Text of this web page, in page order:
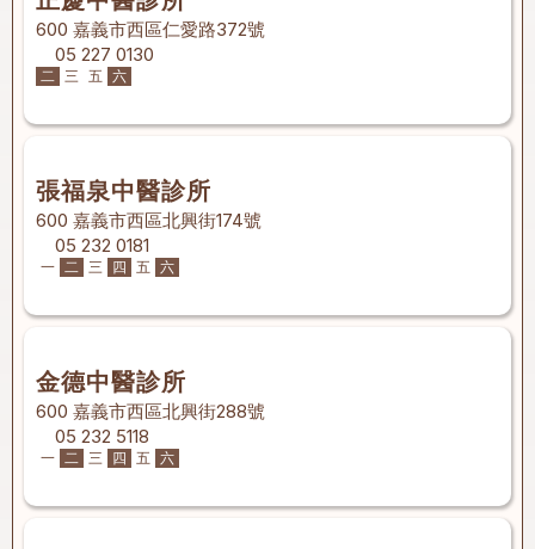
600 嘉義市西區仁愛路372號
05 227 0130
二 三 五 六
張福泉中醫診所
600 嘉義市西區北興街174號
05 232 0181
一 二 三 四 五 六
金德中醫診所
600 嘉義市西區北興街288號
05 232 5118
一 二 三 四 五 六